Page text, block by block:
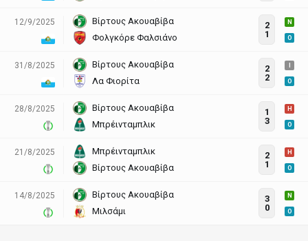
12/9/2025
Βίρτους Ακουαβίβα
Φολγκόρε Φαλσιάνο
2
1
N
O
31/8/2025
Βίρτους Ακουαβίβα
Λα Φιορίτα
2
2
O
28/8/2025
Βίρτους Ακουαβίβα
Μπρέινταμπλικ
1
3
H
O
21/8/2025
Μπρέινταμπλικ
Βίρτους Ακουαβίβα
2
1
H
O
14/8/2025
Βίρτους Ακουαβίβα
Μιλσάμι
3
0
N
O